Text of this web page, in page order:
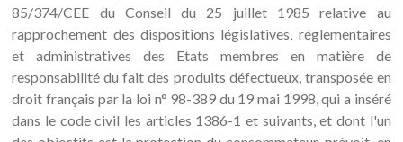
85/374/CEE du Conseil du 25 juillet 1985 relative au
rapprochement des dispositions législatives, réglementaires
et administratives des Etats membres en matière de
responsabilité du fait des produits défectueux, transposée en
droit français par la loi n° 98-389 du 19 mai 1998, qui a inséré
dans le code civil les articles 1386-1 et suivants, et dont l'un